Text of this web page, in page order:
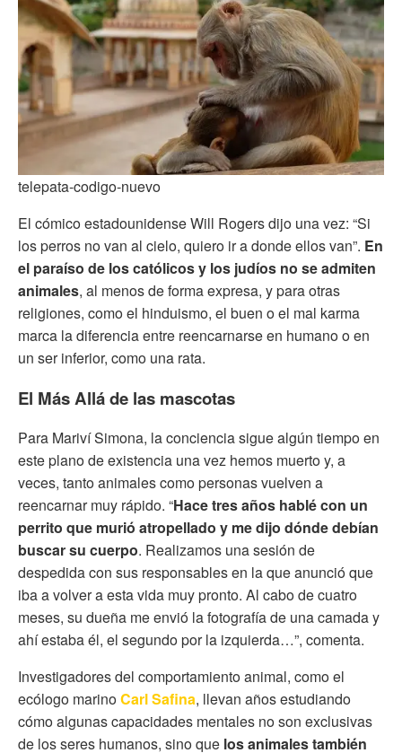
telepata-codigo-nuevo
El cómico estadounidense Will Rogers dijo una vez: “Si
los perros no van al cielo, quiero ir a donde ellos van”. En
el paraíso de los católicos y los judíos no se admiten
animales, al menos de forma expresa, y para otras
religiones, como el hinduismo, el buen o el mal karma
marca la diferencia entre reencarnarse en humano o en
un ser inferior, como una rata.
El Más Allá de las mascotas
Para Mariví Simona, la conciencia sigue algún tiempo en
este plano de existencia una vez hemos muerto y, a
veces, tanto animales como personas vuelven a
reencarnar muy rápido. “Hace tres años hablé con un
perrito que murió atropellado y me dijo dónde debían
buscar su cuerpo. Realizamos una sesión de
despedida con sus responsables en la que anunció que
iba a volver a esta vida muy pronto. Al cabo de cuatro
meses, su dueña me envió la fotografía de una camada y
ahí estaba él, el segundo por la izquierda…”, comenta.
Investigadores del comportamiento animal, como el
ecólogo marinoCarl Safina, llevan años estudiando
cómo algunas capacidades mentales no son exclusivas
de los seres humanos, sino que los animales también